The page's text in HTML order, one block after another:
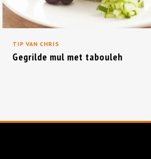
TIP VAN CHRIS
Gegrilde mul met tabouleh